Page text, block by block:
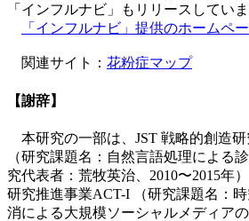
「インフルナビ」もリリースしていま
「インフルナビ」提供のホームペ
関連サイト： 花粉症マップ
【謝辞】
本研究の一部は、JST 戦略的創造
（研究課題名：自然言語処理による
究代表者：荒牧英治、2010〜2015年
研究推進事業ACT-I （研究課題名：
消による大規模ソーシャルメディア